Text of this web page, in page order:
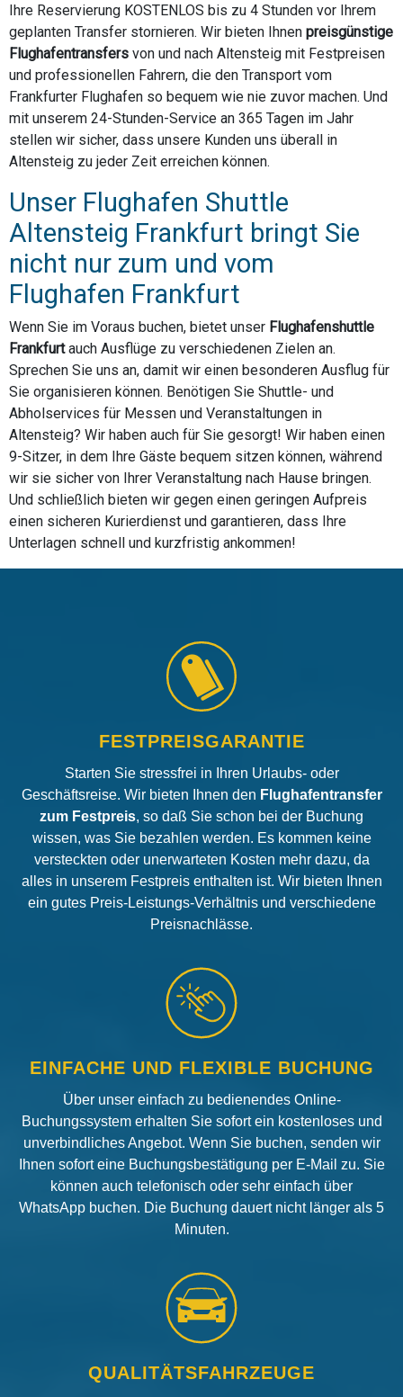
Ihre Reservierung KOSTENLOS bis zu 4 Stunden vor Ihrem
geplanten Transfer stornieren. Wir bieten Ihnen preisgünstige
Flughafentransfers von und nach Altensteig mit Festpreisen
und professionellen Fahrern, die den Transport vom
Frankfurter Flughafen so bequem wie nie zuvor machen. Und
mit unserem 24-Stunden-Service an 365 Tagen im Jahr
stellen wir sicher, dass unsere Kunden uns überall in
Altensteig zu jeder Zeit erreichen können.
Unser Flughafen Shuttle
Altensteig Frankfurt bringt Sie
nicht nur zum und vom
Flughafen Frankfurt
Wenn Sie im Voraus buchen, bietet unser Flughafenshuttle
Frankfurtauch Ausflüge zu verschiedenen Zielen an.
Sprechen Sie uns an, damit wir einen besonderen Ausflug für
Sie organisieren können. Benötigen Sie Shuttle- und
Abholservices für Messen und Veranstaltungen in
Altensteig? Wir haben auch für Sie gesorgt! Wir haben einen
9-Sitzer, in dem Ihre Gäste bequem sitzen können, während
wir sie sicher von Ihrer Veranstaltung nach Hause bringen.
Und schließlich bieten wir gegen einen geringen Aufpreis
einen sicheren Kurierdienst und garantieren, dass Ihre
Unterlagen schnell und kurzfristig ankommen!
FESTPREISGARANTIE
Starten Sie stressfrei in Ihren Urlaubs- oder
Geschäftsreise. Wir bieten Ihnen den Flughafentransfer
zum Festpreis, so daß Sie schon bei der Buchung
wissen, was Sie bezahlen werden. Es kommen keine
versteckten oder unerwarteten Kosten mehr dazu, da
alles in unserem Festpreis enthalten ist. Wir bieten Ihnen
ein gutes Preis-Leistungs-Verhältnis und verschiedene
Preisnachlässe.
EINFACHE UND FLEXIBLE BUCHUNG
Über unser einfach zu bedienendes Online-
Buchungssystem erhalten Sie sofort ein kostenloses und
unverbindliches Angebot. Wenn Sie buchen, senden wir
Ihnen sofort eine Buchungsbestätigung per E-Mail zu. Sie
können auch telefonisch oder sehr einfach über
WhatsApp buchen. Die Buchung dauert nicht länger als 5
Minuten.
QUALITÄTSFAHRZEUGE